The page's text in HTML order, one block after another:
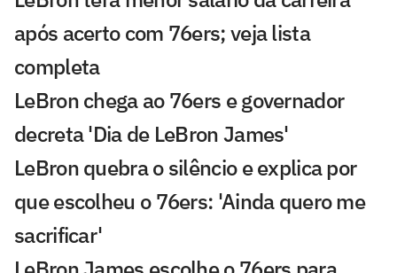
após acerto com 76ers; veja lista
completa
LeBron chega ao 76ers e governador
decreta 'Dia de LeBron James'
LeBron quebra o silêncio e explica por
que escolheu o 76ers: 'Ainda quero me
sacrificar'